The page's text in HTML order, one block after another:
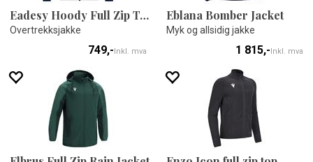
Eadesy Hoody Full Zip Top
Overtrekksjakke
749,-Inkl. mva
Eblana Bomber Jacket
Myk og allsidig jakke
1 815,-Inkl. mva